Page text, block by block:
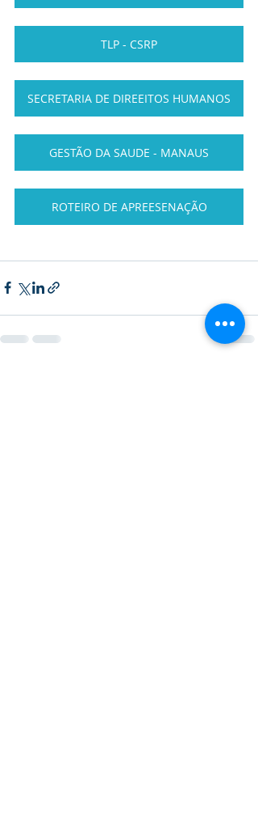
TLP - CSRP
SECRETARIA DE DIREEITOS HUMANOS
GESTÃO DA SAUDE - MANAUS
ROTEIRO DE APREESENAÇÃO